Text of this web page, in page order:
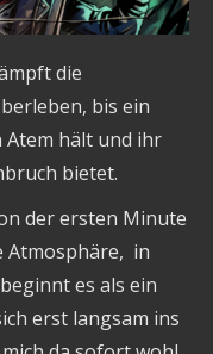
die
bis ein
Atem hält und ihr
bietet.
der ersten Minute
Atmosphäre, in
es als ein
erst langsam ins